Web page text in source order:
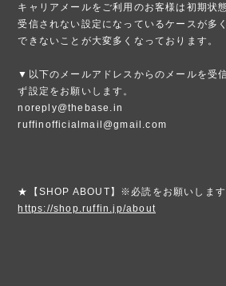
キャリアメールをご利用のお客様は初期状
受信されない設定になっているケースが多
できないことが大変多くなっております。
▼以下のメールアドレスからのメールを受
ず設定をお願いします。
noreply@thebase.in
ruffinofficialmail@gmail.com
★【SHOP ABOUT】※必読をお願いします
https://shop.ruffin.jp/about